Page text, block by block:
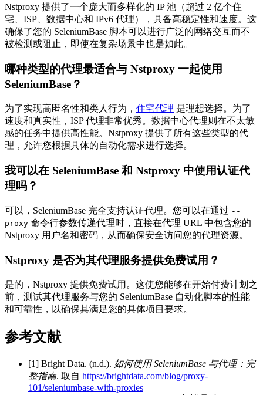
Nstproxy 提供了一个庞大而多样化的 IP 池（超过 2 亿个住
宅、ISP、数据中心和 IPv6 代理），具备高稳定性和速度。这
确保了您的 SeleniumBase 脚本可以进行广泛的网络交互而不
被检测或阻止，即使在复杂场景中也是如此。
哪种类型的代理最适合与 Nstproxy 一起使用
SeleniumBase？
为了实现高匿名性和类人行为， 住宅代理 是理想选择。为了
速度和真实性，ISP 代理非常优秀。数据中心代理则在不太敏
感的任务中提供高性能。Nstproxy 提供了所有这些类型的代
理，允许您根据具体的自动化需求进行选择。
我可以在 SeleniumBase 和 Nstproxy 中使用认证代
理吗？
可以，SeleniumBase 完全支持认证代理。您可以在通过 --
proxy 命令行参数传递代理时，直接在代理 URL 中包含您的
Nstproxy 用户名和密码，从而确保安全访问您的代理资源。
Nstproxy 是否为其代理服务提供免费试用？
是的，Nstproxy 提供免费试用。这使您能够在开始付费计划之
前，测试其代理服务与您的 SeleniumBase 自动化脚本的性能
和可靠性，以确保其满足您的具体项目要求。
参考文献
[1] Bright Data. (n.d.). 如何使用 SeleniumBase 与代理：完
整指南. 取自 https://brightdata.com/blog/proxy-
101/seleniumbase-with-proxies